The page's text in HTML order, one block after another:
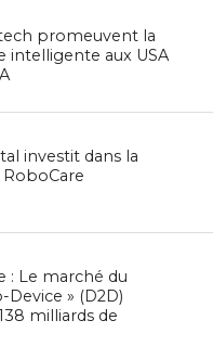
promeuvent la
intelligente aux USA
investit dans la
: Le marché du
» (D2D)
milliards de